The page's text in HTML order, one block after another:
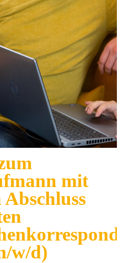
mit
w/d)